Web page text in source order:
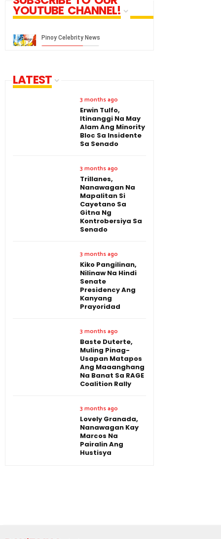
YOUTUBE CHANNEL!
LATEST
3 months ago
Erwin Tulfo,
Itinanggi Na May
Alam Ang Minority
Bloc Sa Insidente
Sa Senado
3 months ago
Trillanes,
Nanawagan Na
Mapalitan Si
Cayetano Sa
Gitna Ng
Kontrobersiya Sa
Senado
3 months ago
Kiko Pangilinan,
Nilinaw Na Hindi
Senate
Presidency Ang
Kanyang
Prayoridad
3 months ago
Baste Duterte,
Muling Pinag-
Usapan Matapos
Ang Maaanghang
Na Banat Sa RAGE
Coalition Rally
3 months ago
Lovely Granada,
Nanawagan Kay
Marcos Na
Pairalin Ang
Hustisya